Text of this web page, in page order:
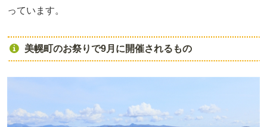
っています。
美幌町のお祭りで9月に開催されるもの